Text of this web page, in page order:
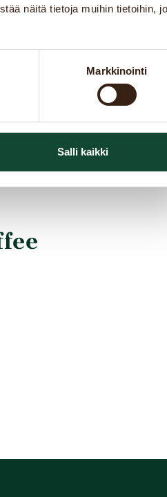
näitä tietoja muihin tietoihin,
Markkinointi
Salli kaikki